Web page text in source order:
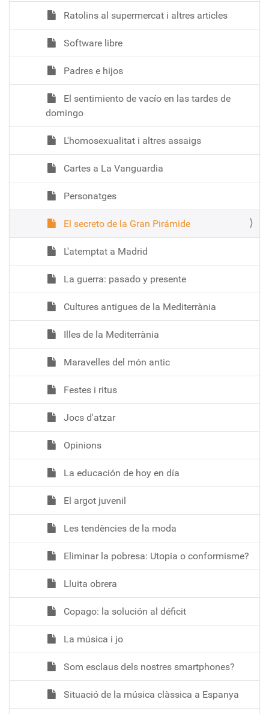
Ratolins al supermercat i altres articles
Software libre
Padres e hijos
El sentimiento de vacío en las tardes de
domingo
L'homosexualitat i altres assaigs
Cartes a La Vanguardia
Personatges
El secreto de la Gran Pirámide
L'atemptat a Madrid
La guerra: pasado y presente
Cultures antigues de la Mediterrània
Illes de la Mediterrània
Maravelles del món antic
Festes i ritus
Jocs d'atzar
Opinions
La educación de hoy en día
El argot juvenil
Les tendències de la moda
Eliminar la pobresa: Utopia o conformisme?
Lluita obrera
Copago: la solución al déficit
La música i jo
Som esclaus dels nostres smartphones?
Situació de la música clàssica a Espanya